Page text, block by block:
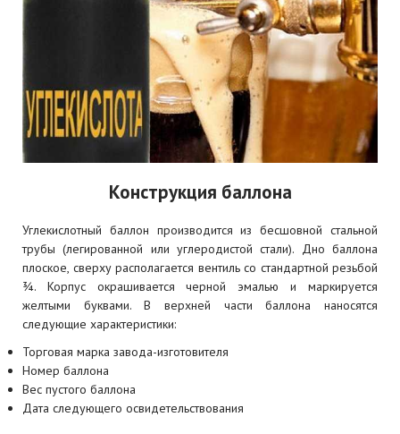
Конструкция баллона
Углекислотный баллон производится из бесшовной стальной
трубы (легированной или углеродистой стали). Дно баллона
плоское, сверху располагается вентиль со стандартной резьбой
¾. Корпус окрашивается черной эмалью и маркируется
желтыми буквами. В верхней части баллона наносятся
следующие характеристики:
Торговая марка завода-изготовителя
Номер баллона
Вес пустого баллона
Дата следующего освидетельствования